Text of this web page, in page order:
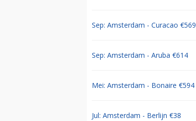
Sep: Amsterdam - Curacao €569
Sep: Amsterdam - Aruba €614
Mei: Amsterdam - Bonaire €594
Jul: Amsterdam - Berlijn €38